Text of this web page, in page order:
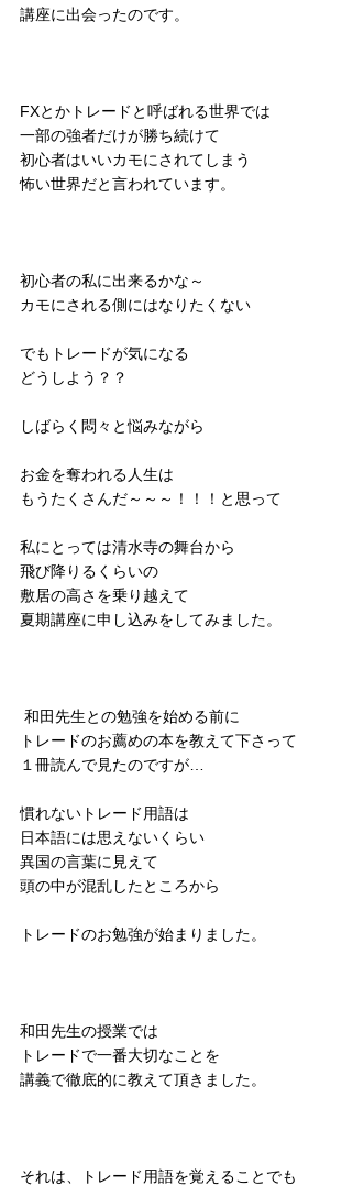
講座に出会ったのです。
FXとかトレードと呼ばれる世界では
一部の強者だけが勝ち続けて
初心者はいいカモにされてしまう
怖い世界だと言われています。
初心者の私に出来るかな～
カモにされる側にはなりたくない
でもトレードが気になる
どうしよう？？
しばらく悶々と悩みながら
お金を奪われる人生は
もうたくさんだ～～～！！！と思って
私にとっては清水寺の舞台から
飛び降りるくらいの
敷居の高さを乗り越えて
夏期講座に申し込みをしてみました。
和田先生との勉強を始める前に
トレードのお薦めの本を教えて下さって
１冊読んで見たのですが…
慣れないトレード用語は
日本語には思えないくらい
異国の言葉に見えて
頭の中が混乱したところから
トレードのお勉強が始まりました。
和田先生の授業では
トレードで一番大切なことを
講義で徹底的に教えて頂きました。
それは、トレード用語を覚えることでも